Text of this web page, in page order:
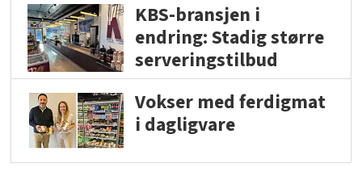
KBS-bransjen i
endring: Stadig større
serveringstilbud
Vokser med ferdigmat
i dagligvare